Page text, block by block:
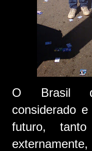
O Brasil
considerado
futuro, tanto